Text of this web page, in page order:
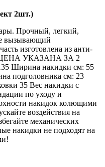
2шт.)
Прочный, легкий,
вызывающий
изготовлена из анти-
ЦЕНА УКАЗАНА ЗА 2
Ширина накидки см: 55
подголовника см: 23
35 Вес накидки с
по уходу и
накидок колющими
воздействия на
механических
накидки не подходят на